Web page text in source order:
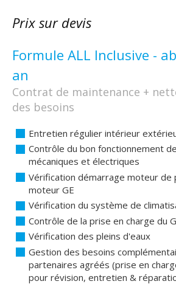
Prix sur devis
Formule ALL Inclusive -
an
Contrat de maintenance +
des besoins
Entretien régulier intérieur
Contrôle du bon fonctionnement
mécaniques et électriques
Vérification démarrage moteur de
moteur GE
Vérification du système de
Contrôle de la prise en charge du
Vérification des pleins d'eaux
Gestion des besoins
partenaires agréés (prise en
pour révision, entretien &